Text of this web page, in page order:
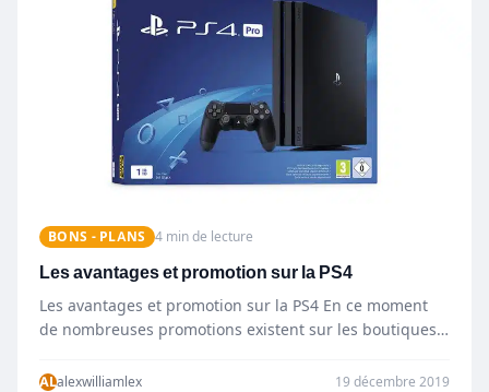
BONS - PLANS 4 min de lecture
Les avantages et promotion sur la PS4
Les avantages et promotion sur la PS4 En ce moment
de nombreuses promotions existent sur les boutiques
ALalexwilliamlex 19 décembre 2019